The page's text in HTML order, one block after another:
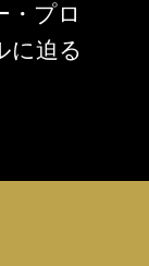
・プロ
に迫る